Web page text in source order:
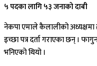
५ पदका लागि ५३ जनाको दाबी
नेकपा एमाले कैलालीको
इच्छा पत्र दर्ता गराएका छन् ।
भनिएको थियो ।